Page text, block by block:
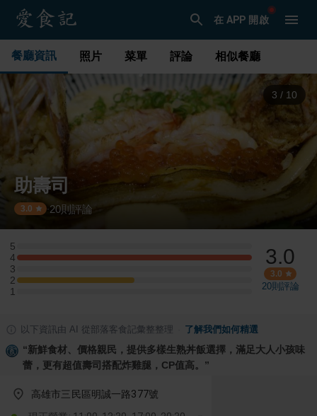
在 APP 開啟
餐廳資訊 照片 菜單 評論 相似餐廳
4 / 10
助壽司
3.0 ·20則評論
5
5 星：0 則評論
4
4 星：2 則評論
3
3 星：0 則評論
2
2 星：1 則評論
1
1 星：0 則評論
3.0
3.0
20則評論
以下資訊由 AI 從部落客食記彙整整理 了解我們如何精選
“新鮮食材、價格親民，提供多樣生熟丼飯選擇，滿足大人小孩味
蕾，更有超值壽司搭配炸雞腿，CP值高。 ”
高雄市三民區明誠一路377號